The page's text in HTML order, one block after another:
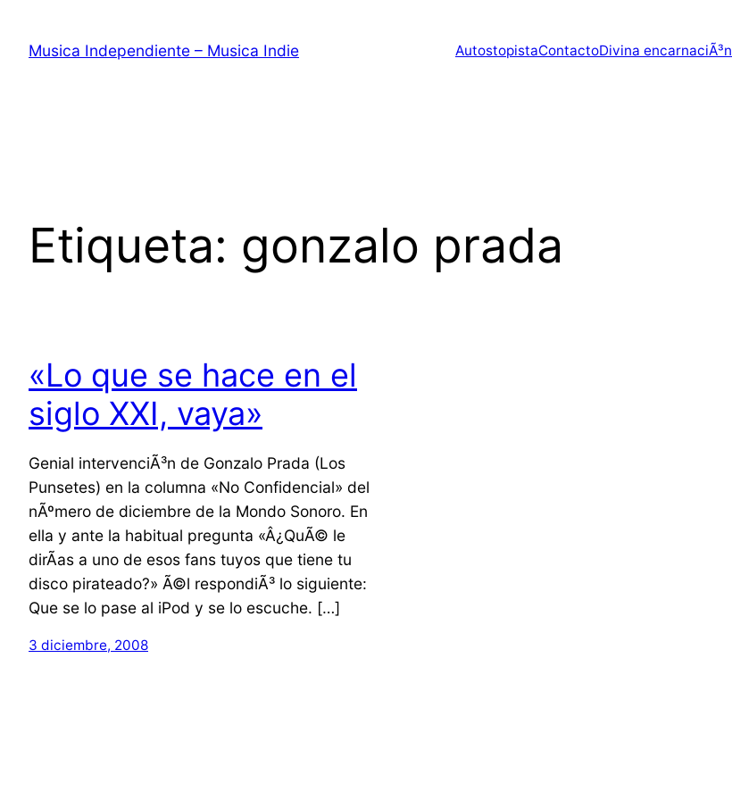
contenido
Musica Independiente – Musica Indie AutostopistaContactoDivina encarnaciÃ³n
Etiqueta: gonzalo prada
«Lo que se hace en el
siglo XXI, vaya»
Genial intervenciÃ³n de Gonzalo Prada (Los
Punsetes) en la columna «No Confidencial» del
nÃºmero de diciembre de la Mondo Sonoro. En
ella y ante la habitual pregunta «Â¿QuÃ© le
dirÃ­as a uno de esos fans tuyos que tiene tu
disco pirateado?» Ã©l respondiÃ³ lo siguiente:
Que se lo pase al iPod y se lo escuche. […]
3 diciembre, 2008